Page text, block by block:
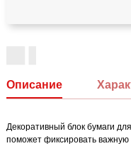
Описание
Декоративный блок бумаги
поможет фиксировать